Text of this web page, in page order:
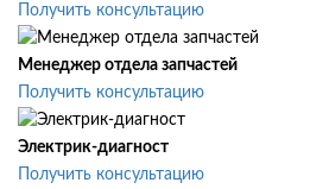
Получить консультацию
Менеджер отдела запчастей
Получить консультацию
Электрик-диагност
Получить консультацию